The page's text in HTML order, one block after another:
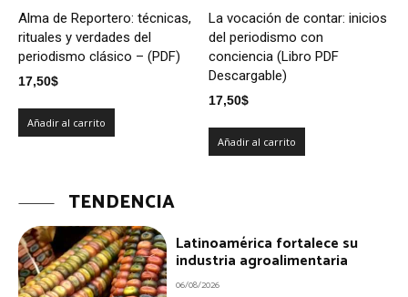
Alma de Reportero: técnicas,
rituales y verdades del
periodismo clásico – (PDF)
17,50$
Añadir al carrito
La vocación de contar: inicios
del periodismo con
conciencia (Libro PDF
Descargable)
17,50$
Añadir al carrito
TENDENCIA
Latinoamérica fortalece su
industria agroalimentaria
06/08/2026